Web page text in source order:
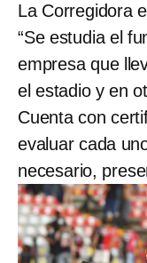
La Corregidora
“Se estudia el
empresa que
el estadio y en
Cuenta con
evaluar cada
necesario,